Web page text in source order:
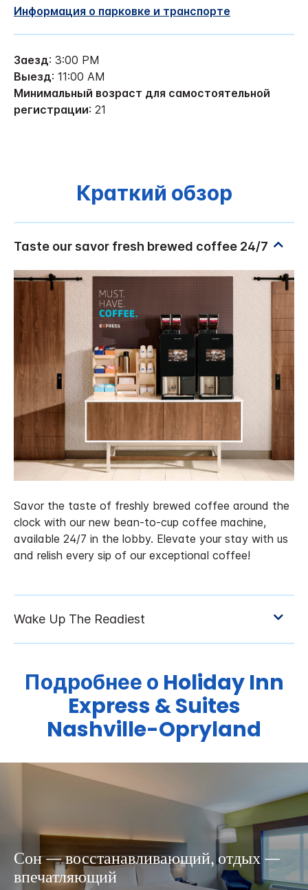
Информация о парковке и транспорте
Заезд: 3:00 PM
Выезд: 11:00 AM
Минимальный возраст для самостоятельной
регистрации: 21
Краткий обзор
Savor the taste of freshly brewed coffee around the
clock with our new bean-to-cup coffee machine,
available 24/7 in the lobby. Elevate your stay with us
and relish every sip of our exceptional coffee!
Подробнее о Holiday Inn
Express & Suites
Nashville-Opryland
Сон — восстанавливающий, отдых —
впечатляющий